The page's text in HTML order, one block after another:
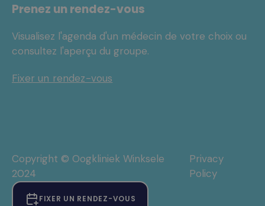
Prenez un rendez-vous
Visualisez l'agenda d'un médecin de votre choix ou
consultez l'aperçu du groupe.
Fixer un rendez-vous
Copyright © Oogkliniek Winksele
2024
Privacy
Policy
FIXER UN RENDEZ-VOUS